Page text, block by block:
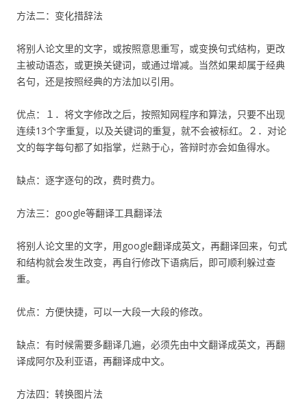
方法二：变化措辞法
将别人论文里的文字，或按照意思重写，或变换句式结构，更改
主被动语态，或更换关键词，或通过增减。当然如果却属于经典
名句，还是按照经典的方法加以引用。
优点：１．将文字修改之后，按照知网程序和算法，只要不出现
连续13个字重复，以及关键词的重复，就不会被标红。２．对论
文的每字每句都了如指掌，烂熟于心，答辩时亦会如鱼得水。
缺点：逐字逐句的改，费时费力。
方法三：google等翻译工具翻译法
将别人论文里的文字，用google翻译成英文，再翻译回来，句式
和结构就会发生改变，再自行修改下语病后，即可顺利躲过查
重。
优点：方便快捷，可以一大段一大段的修改。
缺点：有时候需要多翻译几遍，必须先由中文翻译成英文，再翻
译成阿尔及利亚语，再翻译成中文。
方法四：转换图片法